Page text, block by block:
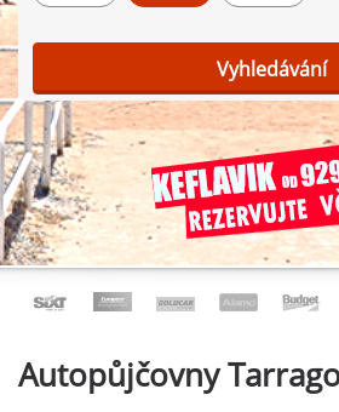
Vyhledávání
Autopůjčovny